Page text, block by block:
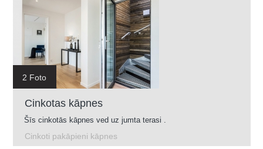
2 Foto
Cinkotas kāpnes
Šīs cinkotās kāpnes ved uz jumta terasi .
Cinkoti pakāpieni kāpnes